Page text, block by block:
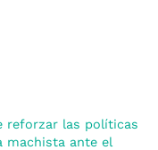
reforzar las políticas
machista ante el